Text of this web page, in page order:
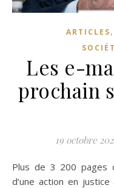
ARTICLES,
Les e-
prochain
19 octobre
Plus de 3 200 pages d’e-mails obtenues dans le cadre
d’une action en